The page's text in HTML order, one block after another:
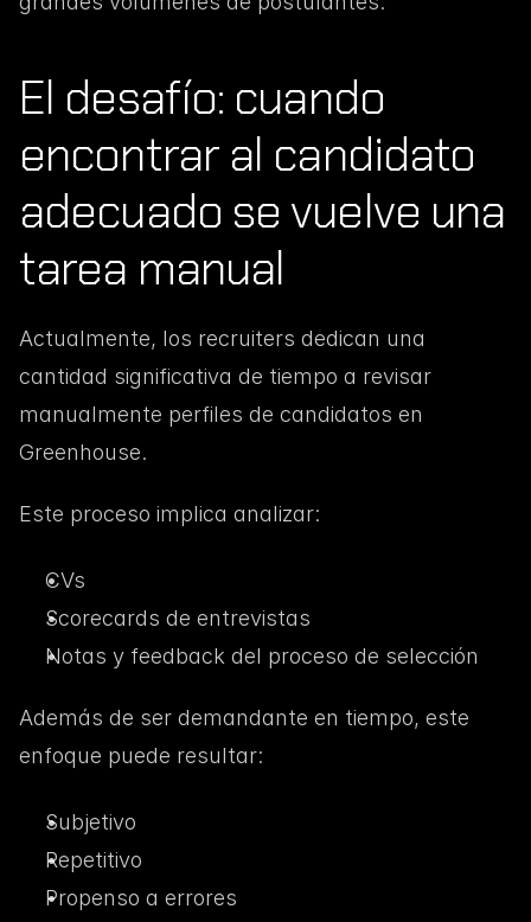
El desafío: cuando
encontrar al candidato
adecuado se vuelve una
tarea manual
Actualmente, los recruiters dedican una
cantidad significativa de tiempo a revisar
manualmente perfiles de candidatos en
Greenhouse.
Este proceso implica analizar:
CVs
Scorecards de entrevistas
Notas y feedback del proceso de selección
Además de ser demandante en tiempo, este
enfoque puede resultar:
Subjetivo
Repetitivo
Propenso a errores